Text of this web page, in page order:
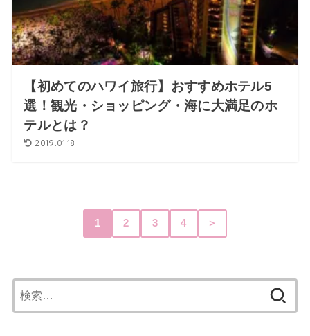
【初めてのハワイ旅行】おすすめホテル5
選！観光・ショッピング・海に大満足のホ
テルとは？
2019.01.18
1 2 3 4 ＞
索: